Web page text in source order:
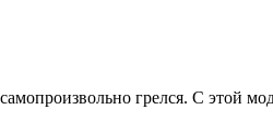
грелся. С этой